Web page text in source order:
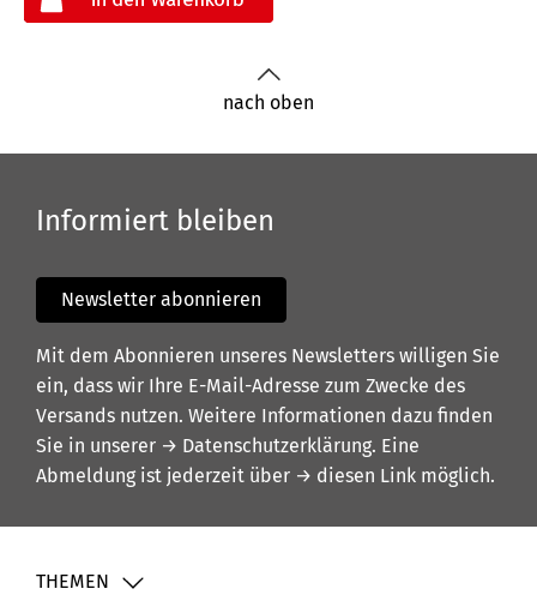
nach oben
Informiert bleiben
Newsletter abonnieren
Mit dem Abonnieren unseres Newsletters willigen Sie
ein, dass wir Ihre E-Mail-Adresse zum Zwecke des
Versands nutzen. Weitere Informationen dazu finden
Sie in unserer → Datenschutzerklärung. Eine
Abmeldung ist jederzeit über → diesen Link möglich.
THEMEN